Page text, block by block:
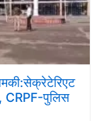
CRPF-पुलिस